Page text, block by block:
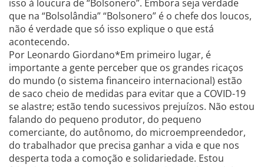
isso à loucura de “Bolsonero”. Embora seja verdade
que na “Bolsolândia” “Bolsonero” é o chefe dos loucos,
não é verdade que só isso explique o que está
acontecendo.
Por Leonardo Giordano*Em primeiro lugar, é
importante a gente perceber que os grandes ricaços
do mundo (o sistema financeiro internacional) estão
de saco cheio de medidas para evitar que a COVID-19
se alastre; estão tendo sucessivos prejuízos. Não estou
falando do pequeno produtor, do pequeno
comerciante, do autônomo, do microempreendedor,
do trabalhador que precisa ganhar a vida e que nos
desperta toda a comoção e solidariedade. Estou